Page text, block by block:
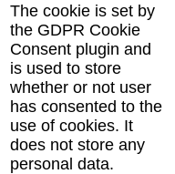
The cookie is set by
the GDPR Cookie
Consent plugin and
is used to store
whether or not user
has consented to the
use of cookies. It
does not store any
personal data.